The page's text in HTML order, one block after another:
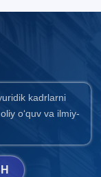
kadrlarni
o‘quv va ilmiy-